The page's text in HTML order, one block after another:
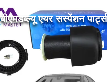
बीएमडब्ल्यू एयर सस्पेंशन पार्ट्स